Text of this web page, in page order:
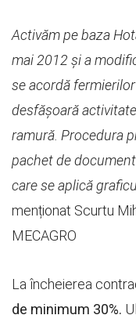
Activăm pe baza
mai 2012 și a
se acordă
desfășoară
ramură. Procedura
pachet de
care se aplică
menționat Scurtu
MECAGRO
La încheierea
de minimum 30%.